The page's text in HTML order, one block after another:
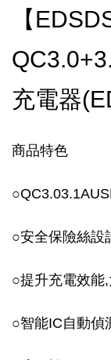
【
充電器
商品特色
○
○安全保險絲設
○提升充電效能,
○智能IC自動偵